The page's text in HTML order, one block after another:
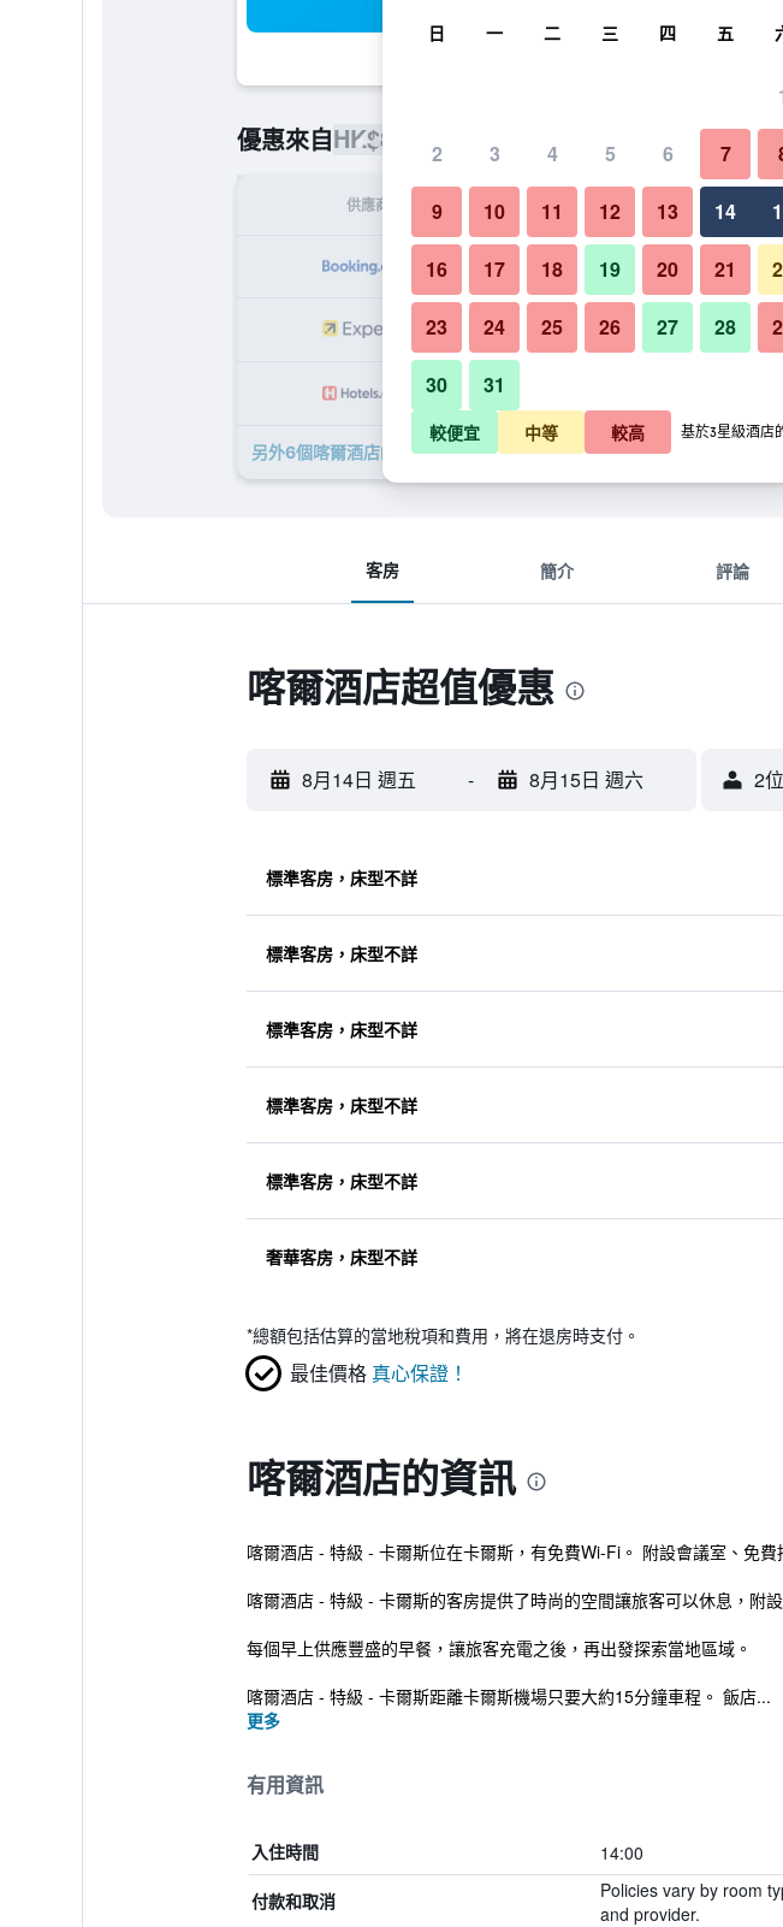
優惠來自HK$846
供應商 每晚總額
HK$846 查看優惠
HK$962 查看優惠
另外6個喀爾酒店​的優惠
客房 簡介 評論
喀爾酒店超值優惠
8月14日 週五 - 8月15日 週六 2
標準客房，床型不詳
標準客房，床型不詳
標準客房，床型不詳
標準客房，床型不詳
標準客房，床型不詳
奢華客房，床型不詳
*總額包括估算的當地稅項和費用，將在退房時支付。
最佳價格 真心保證！
喀爾酒店的資訊
喀爾酒店 - 特級 - 卡爾斯位在卡爾斯，有免費Wi-Fi。 附設會議室、免費
喀爾酒店 - 特級 - 卡爾斯的客房提供了時尚的空間讓旅客可以休息，附
每個早上供應豐盛的早餐，讓旅客充電之後，再出發探索當地區域。
喀爾酒店 - 特級 - 卡爾斯距離卡爾斯機場只要大約15分鐘車程。 飯店...
更多
有用資訊
入住時間 14:00
付款和取消
Policies vary by room
and provider.
日 一 二 三 四 五
2 3 4 5 6 7
9 10 11 12 13 14
16 17 18 19 20 21
23 24 25 26 27 28
30 31
較便宜 中等 較高 基於3星級酒店